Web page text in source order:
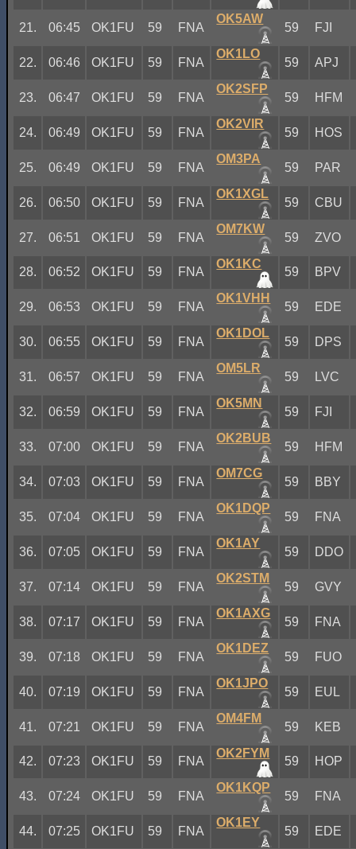
21. 06:45 OK1FU 59 FNA
OK5AW
59 FJI
22. 06:46 OK1FU 59 FNA
OK1LO
59 APJ
23. 06:47 OK1FU 59 FNA
OK2SFP
59 HFM
24. 06:49 OK1FU 59 FNA
OK2VIR
59 HOS
25. 06:49 OK1FU 59 FNA
OM3PA
59 PAR
26. 06:50 OK1FU 59 FNA
OK1XGL
59 CBU
27. 06:51 OK1FU 59 FNA
OM7KW
59 ZVO
28. 06:52 OK1FU 59 FNA
OK1KC
59 BPV
29. 06:53 OK1FU 59 FNA
OK1VHH
59 EDE
30. 06:55 OK1FU 59 FNA
OK1DOL
59 DPS
31. 06:57 OK1FU 59 FNA
OM5LR
59 LVC
32. 06:59 OK1FU 59 FNA
OK5MN
59 FJI
33. 07:00 OK1FU 59 FNA
OK2BUB
59 HFM
34. 07:03 OK1FU 59 FNA
OM7CG
59 BBY
35. 07:04 OK1FU 59 FNA
OK1DQP
59 FNA
36. 07:05 OK1FU 59 FNA
OK1AY
59 DDO
37. 07:14 OK1FU 59 FNA
OK2STM
59 GVY
38. 07:17 OK1FU 59 FNA
OK1AXG
59 FNA
39. 07:18 OK1FU 59 FNA
OK1DEZ
59 FUO
40. 07:19 OK1FU 59 FNA
OK1JPO
59 EUL
41. 07:21 OK1FU 59 FNA
OM4FM
59 KEB
42. 07:23 OK1FU 59 FNA
OK2FYM
59 HOP
43. 07:24 OK1FU 59 FNA
OK1KQP
59 FNA
44. 07:25 OK1FU 59 FNA
OK1EY
59 EDE